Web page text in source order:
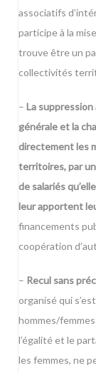
associatifs
participe à la
trouve être un
collectivités
– La
générale et la
directement les
territoires, par
de salariés
leur apportent
financements
coopération
– Recul sans
organisé qui
hommes/
l’égalité et le
les femmes, ne